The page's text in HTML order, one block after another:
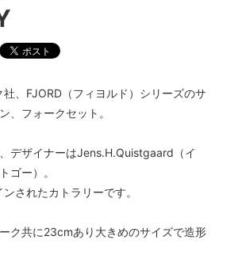
社、FJORD（フィヨルド）シリーズのサ
、フォークセット。
デザイナーはJens.H.Quistgaard（イ
ゴー）。
されたカトラリーです。
ク共に23cmあり大きめのサイズで造形